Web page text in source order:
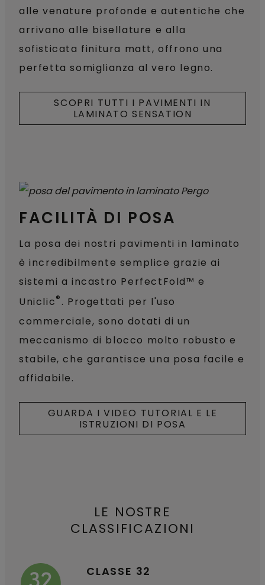
alle venature profonde e autentiche che
arrivano alle bisellature e alla
sofisticata finitura matt, offrono una
perfetta somiglianza al vero legno.
SCOPRI TUTTI I PAVIMENTI IN
LAMINATO SENSATION
FACILITÀ DI POSA
La posa dei nostri pavimenti in laminato
è incredibilmente semplice grazie ai
sistemi a incastro PerfectFold™ e
Uniclic® . Progettati per l'uso
commerciale, sono dotati di un
meccanismo di blocco molto robusto e
stabile, che garantisce una posa facile e
affidabile.
GUARDA I VIDEO TUTORIAL E LE
ISTRUZIONI DI POSA
LE NOSTRE
CLASSIFICAZIONI
CLASSE 32